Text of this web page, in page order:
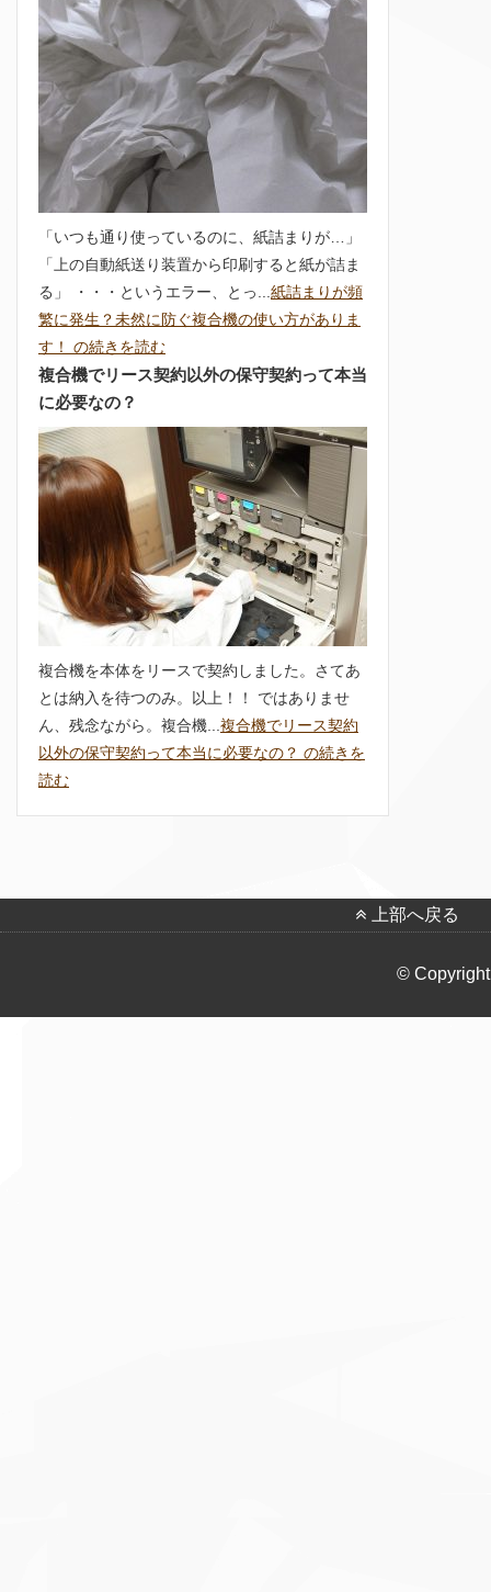
「いつも通り使っているのに、紙詰まりが…」
「上の自動紙送り装置から印刷すると紙が詰ま
る」 ・・・というエラー、とっ... 紙詰まりが頻
繁に発生？未然に防ぐ複合機の使い方がありま
す！ の続きを読む
複合機でリース契約以外の保守契約って本当
に必要なの？
複合機を本体をリースで契約しました。さてあ
とは納入を待つのみ。以上！！ ではありませ
ん、残念ながら。複合機... 複合機でリース契約
以外の保守契約って本当に必要なの？ の続きを
読む
上部へ戻る
©